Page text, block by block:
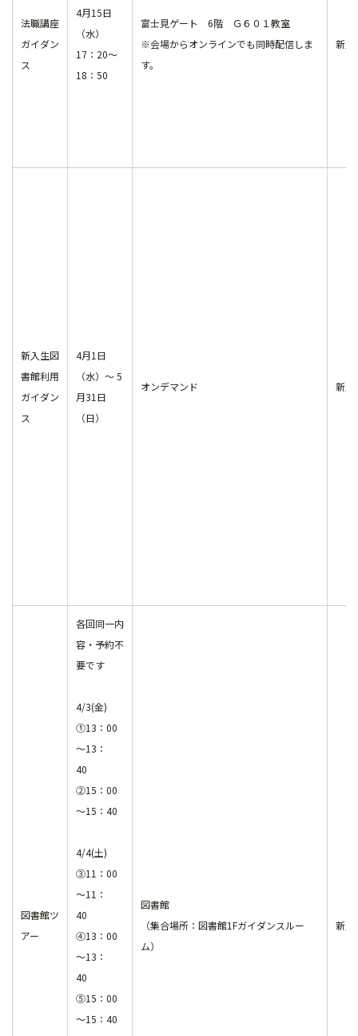
法職講座
ガイダン
ス
4月15日
（水）
17：20～
18：50
富士見ゲート 6階 Ｇ６０１教室
※会場からオンラインでも同時配信しま
す。
新入
新入生図
書館利用
ガイダン
ス
4月1日
（水）～ 5
月31日
（日）
オンデマンド 新入
図書館ツ
アー
各回同一内
容・予約不
要です
4/3(金)
①13：00
～13：
40
②15：00
～15：40
4/4(土)
③11：00
～11：
40
④13：00
～13：
40
⑤15：00
～15：40
図書館
（集合場所：図書館1Fガイダンスルー
ム）
新入